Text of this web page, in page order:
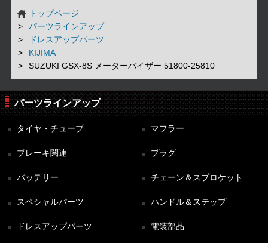
トップページ
パーツラインアップ
ドレスアップパーツ
KIJIMA
SUZUKI GSX-8S メーターバイザー 51800-25810
パーツラインアップ
タイヤ・チューブ マフラー
ブレーキ関連 プラグ
バッテリー チェーン＆スプロケット
スペシャルパーツ ハンドル＆ステップ
ドレスアップパーツ 電装部品